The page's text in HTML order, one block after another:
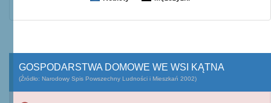
GOSPODARSTWA DOMOWE WE WSI KĄTNA
(Źródło: Narodowy Spis Powszechny Ludności i Mieszkań 2002)